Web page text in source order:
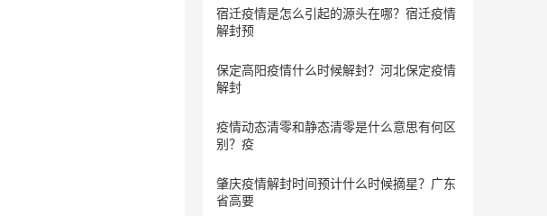
宿迁疫情是怎么引起的源头在哪？宿迁疫情
解封预
保定​高阳疫情什么时候解封？河北保定疫情
解封
疫情动态清零和静态清零是什么意思有何区
别？疫
肇庆疫情解封时间预计什么时候摘星？广东
省高要